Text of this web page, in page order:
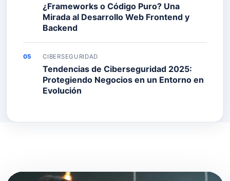
¿Frameworks o Código Puro? Una
Mirada al Desarrollo Web Frontend y
Backend
CIBERSEGURIDAD
Tendencias de Ciberseguridad 2025:
Protegiendo Negocios en un Entorno en
Evolución